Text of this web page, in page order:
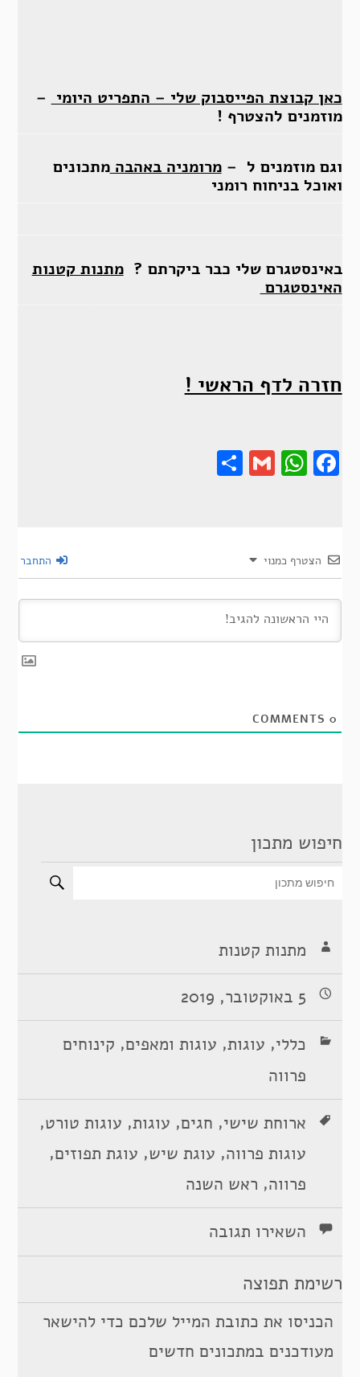
כאן קבוצת הפייסבוק שלי – התפריט היומי –
מוזמנים להצטרף !
וגם מוזמנים ל –מרומניה באהבהמתכונים
ואוכל בניחוח רומני
באינסטגרם שלי כבר ביקרתם ?מתנות קטנות
האינסטגרם
חזרה לדף הראשי !
Gmail
Share
הצטרף כמנוי התחבר
0
חיפוש מתכון
מתנות קטנות
5 באוקטובר, 2019
כללי, עוגות, עוגות ומאפים, קינוחים
פרווה
ארוחת שישי, חגים, עוגות, עוגות טורט,
עוגות פרווה, עוגת שיש, עוגת תפוזים,
פרווה, ראש השנה
השאירו תגובה
רשימת תפוצה
הכניסו את כתובת המייל שלכם כדי להישאר
מעודכנים במתכונים חדשים